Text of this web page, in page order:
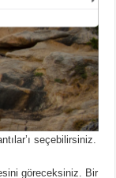
seçebilirsiniz.
göreceksiniz. Bir